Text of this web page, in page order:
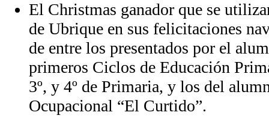
El Christmas ganador que se
de Ubrique en sus felicitaciones
de entre los presentados por el
primeros Ciclos de Educación
3º, y 4º de Primaria, y los del
Ocupacional “El Curtido”.